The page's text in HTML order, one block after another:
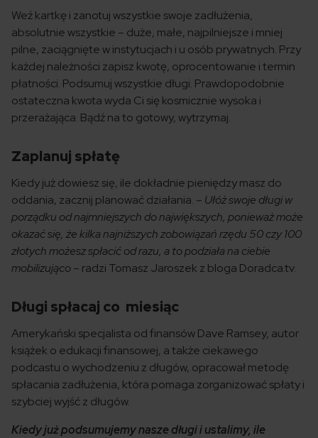
Weź kartkę i zanotuj wszystkie swoje zadłużenia,
absolutnie wszystkie – duże, małe, najpilniejsze i mniej
pilne, zaciągnięte w instytucjach i u osób prywatnych. Przy
każdej należności zapisz kwotę, oprocentowanie i termin
płatności. Podsumuj wszystkie długi. Prawdopodobnie
ostateczna kwota wyda Ci się kosmicznie wysoka i
przerażająca. Bądź na to gotowy, wytrzymaj.
Zaplanuj spłatę
Kiedy już dowiesz się, ile dokładnie pieniędzy masz do
oddania, zacznij planować działania. – Ułóż swoje długi w
porządku od najmniejszych do największych, ponieważ może
okazać się, że kilka najniższych zobowiązań rzędu 50 czy 100
złotych możesz spłacić od razu, a to podziała na ciebie
mobilizująco– radzi Tomasz Jaroszek z bloga Doradca.tv.
Długi spłacaj co miesiąc
Amerykański specjalista od finansów Dave Ramsey, autor
książek o edukacji finansowej, a także ciekawego
podcastu o wychodzeniu z długów, opracował metodę
spłacania zadłużenia, która pomaga zorganizować spłaty i
szybciej wyjść z długów.
Kiedy już podsumujemy nasze długi i ustalimy, ile